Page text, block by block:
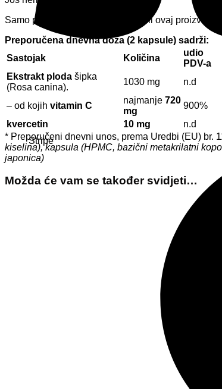
Stripe
Samo prijavljeni kupci koji su kupili ovaj proizvod
Preporučena dnevna doza (2 kapsule) sadrži:
Sastojak
Količina
udio
PDV-a
Ekstrakt ploda šipka
(Rosa canina).
1030 mg n.d
– od kojih vitamin C
najmanje 720
mg
900%
kvercetin
10 mg
n.d
* Preporučeni dnevni unos, prema Uredbi (EU) br.
kiselina), kapsula (HPMC, bazični metakrilatni
japonica)
Možda će vam se također svidjeti…